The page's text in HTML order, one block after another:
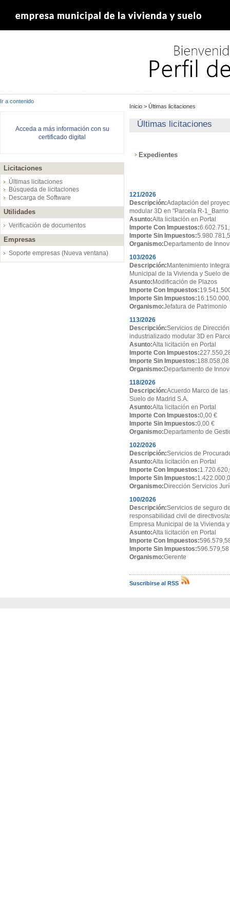
Ir a contenido
Acceda a más información con su
certificado digital
Licitaciones
Últimas licitaciones
Búsqueda de licitaciones
Descarga de Software
Utilidades
Verificación de documentos
Empresas
Soporte empresas (Nueva ventana)
Inicio > Últimas licitaciones
Últimas licitaciones
Expedientes
121/2026
Descripción:Adaptación del
modular 3D en "Parcela R-
Asunto:Alta licitación en Portal
Importe Con Impuestos:
Importe Sin Impuestos:
Organismo: Departamento de
103/2026
Descripción: Mantenimiento
Municipal de la Vivienda y Suelo
Asunto: Modificación de Plazos
Importe Con Impuestos:
Importe Sin Impuestos:
Organismo:Jefatura de Patrimonio
113/2026
Descripción:Servicios de
industrializado modular 3D en
Asunto:Alta licitación en Portal
Importe Con Impuestos:
Importe Sin Impuestos:188.058,08
Organismo: Departamento de
118/2026
Descripción:Acuerdo Marco de
Suelo de Madrid S.A.
Asunto:Alta licitación en Portal
Importe Con Impuestos:0,00 €
Importe Sin Impuestos:0,00 €
Organismo: Departamento de
102/2026
Descripción:Servicios de
Asunto:Alta licitación en Portal
Importe Con Impuestos:
Importe Sin Impuestos:
Organismo: Dirección Servicios
100/2026
Descripción:Servicios de seguro
responsabilidad civil de directivos/
Empresa Municipal de la Vivienda
Asunto:Alta licitación en Portal
Importe Con Impuestos:
Importe Sin Impuestos:596.579,58
Organismo:Gerente
Suscribirse al RSS